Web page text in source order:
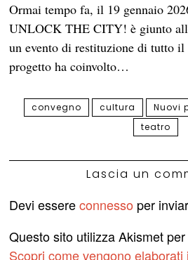
Ormai tempo fa, il 19 gennaio
UNLOCK THE CITY! è giunto
un evento di restituzione di tutto
progetto ha coinvolto…
convegno cultura Nuovi
teatro
Lascia un
Devi essereconnesso per
Questo sito utilizza Akismet
Scopri come vengono